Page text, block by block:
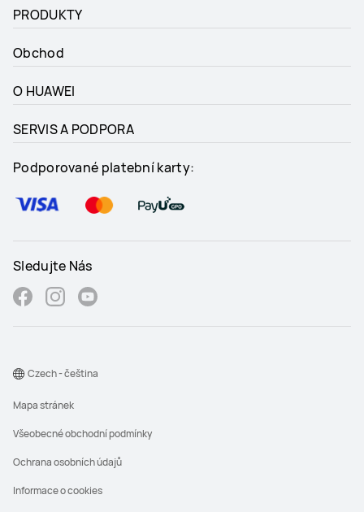
PRODUKTY
Obchod
O HUAWEI
SERVIS A PODPORA
Podporované platební karty:
Sledujte Nás
Mapa stránek
Všeobecné obchodní podmínky
Ochrana osobních údajů
Informace o cookies
Czech - čeština